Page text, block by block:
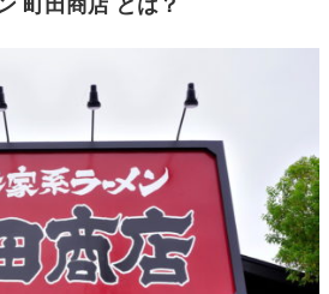
町田商店 とは？